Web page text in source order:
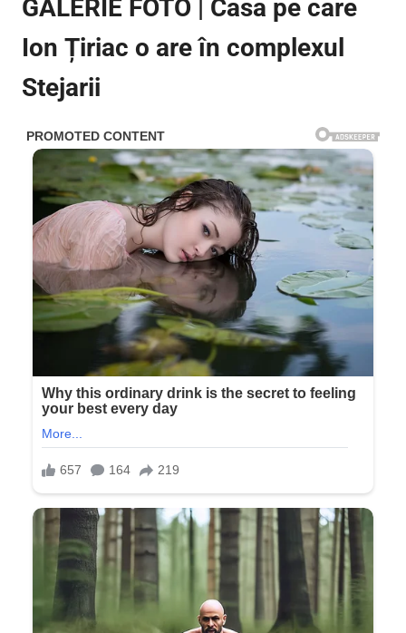
GALERIE FOTO | Casa pe care
Ion Țiriac o are în complexul
Stejarii